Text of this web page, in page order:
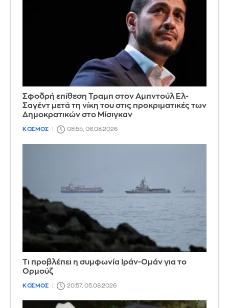
Σφοδρή επίθεση Τραμπ στον Αμπντούλ Ελ-
Σαγέντ μετά τη νίκη του στις προκριματικές των
Δημοκρατικών στο Μίσιγκαν
ΚΟΣΜΟΣ 08:55, 06.08.2026
Τι προβλέπει η συμφωνία Ιράν-Ομάν για το
Ορμούζ
ΚΟΣΜΟΣ 20:57, 05.08.2026